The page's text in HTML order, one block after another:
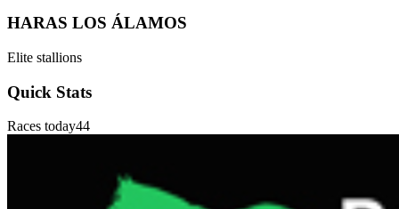
HARAS LOS ÁLAMOS
Elite stallions
Quick Stats
Races today44